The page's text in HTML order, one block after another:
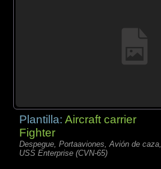
Plantilla:Aircraft carrier
Fighter
Despegue, Portaaviones, Avión de caza,
USS Enterprise (CVN-65)